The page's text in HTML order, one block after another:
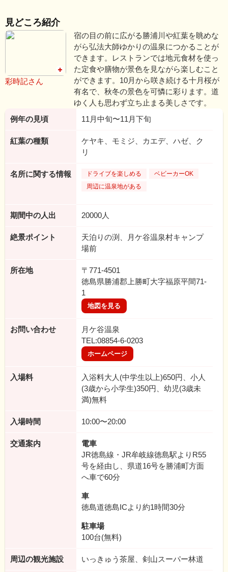
見どころ紹介
彩時記さん
宿の目の前に広がる勝浦川や紅葉を眺めな
がら弘法大師ゆかりの温泉につかることが
できます。レストランでは地元食材を使っ
た定食や膳物が景色を見ながら楽しむこと
ができます。10月から咲き続ける十月桜が
有名で、秋冬の景色を可憐に彩ります。道
ゆく人も思わず立ち止まる美しさです。
例年の見頃
11月中旬〜11月下旬
紅葉の種類
ケヤキ、モミジ、カエデ、ハゼ、ク
リ
名所に関する情報 ドライブを楽しめる
ベビーカーOK
周辺に温泉地がある
期間中の人出 20000人
絶景ポイント
天泊りの渕、月ケ谷温泉村キャンプ
場前
所在地
〒771-4501
徳島県勝浦郡上勝町大字福原平間71-
1
地図を見る
お問い合わせ
月ケ谷温泉
TEL:08854-6-0203
ホームページ
入場料
入浴料大人(中学生以上)650円、小人
(3歳から小学生)350円、幼児(3歳未
満)無料
入場時間 10:00〜20:00
交通案内
電車
JR徳島線・JR牟岐線徳島駅よりR55
号を経由し、県道16号を勝浦町方面
へ車で60分
車
徳島道徳島ICより約1時間30分
駐車場
100台(無料)
周辺の観光施設 いっきゅう茶屋、剣山スーパー林道